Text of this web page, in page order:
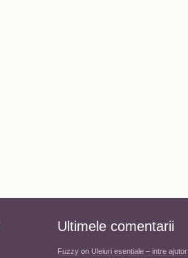
Ultimele comentarii
Fuzzy on Uleiuri esentiale – intre ajutor